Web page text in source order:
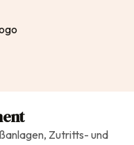
Zutritts- und